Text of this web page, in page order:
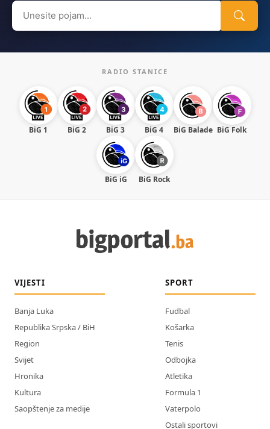
Search
for:
RADIO STANICE
BiG 1 BiG 2 BiG 3 BiG 4 BiG Balade BiG Folk
BiG iG BiG Rock
VIJESTI
Banja Luka
Republika Srpska / BiH
Region
Svijet
Hronika
Kultura
Saopštenje za medije
SPORT
Fudbal
Košarka
Tenis
Odbojka
Atletika
Formula 1
Vaterpolo
Ostali sportovi